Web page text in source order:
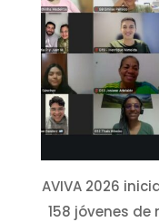
AVIVA 2026
158 jóvenes